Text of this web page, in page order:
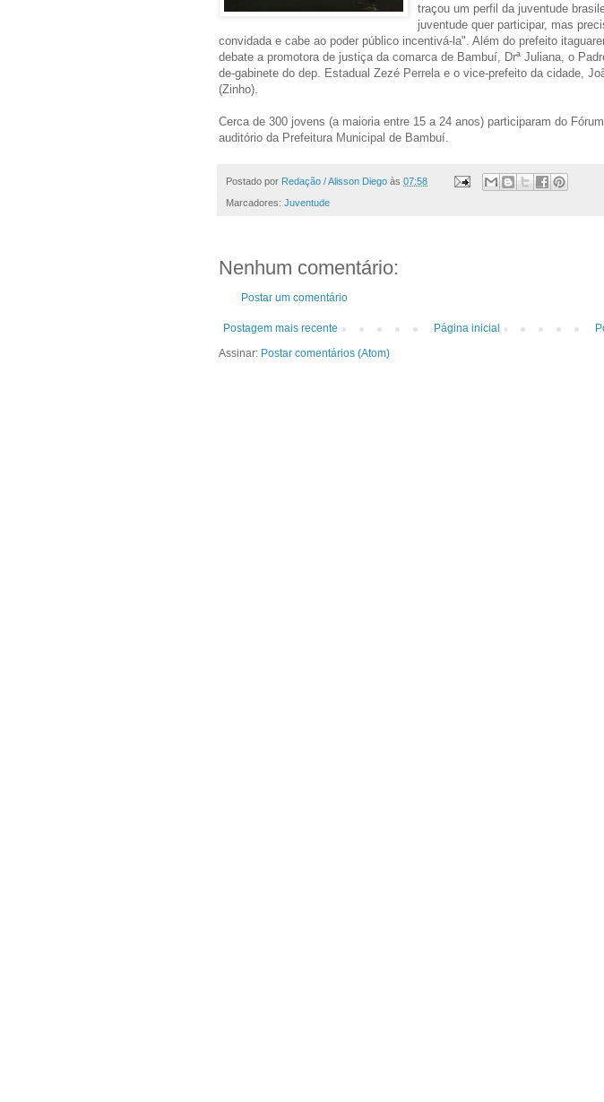
traçou um perfil da juventude
juventude quer participar, mas
convidada e cabe ao poder público incentivá-la". Além do prefeito
debate a promotora de justiça da comarca de Bambuí, Drª Juliana, o
de-gabinete do dep. Estadual Zezé Perrela e o vice-prefeito da cidade,
(Zinho).
Cerca de 300 jovens (a maioria entre 15 a 24 anos) participaram do
auditório da Prefeitura Municipal de Bambuí.
Postado por Redação / Alisson Diego às 07:58
Marcadores: Juventude
Nenhum comentário:
Postar um comentário
Postagem mais recente
Página inicial
Assinar: Postar comentários (Atom)